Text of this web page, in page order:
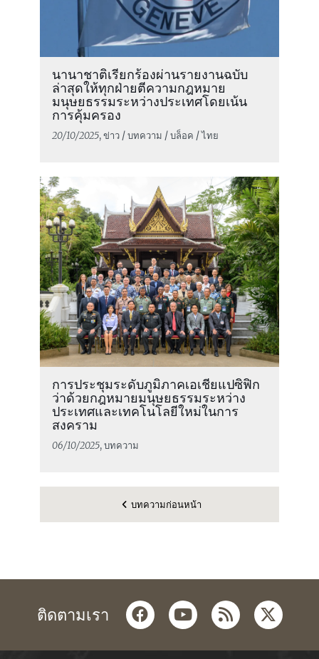
นานาชาติเรียกร้องผ่านรายงานฉบับ
ล่าสุดให้ทุกฝ่ายตีความกฎหมาย
มนุษยธรรมระหว่างประเทศโดยเน้น
การคุ้มครอง
20/10/2025, ข่าว / บทความ / บล็อค / ไทย
การประชุมระดับภูมิภาคเอเชียแปซิฟิก
ว่าด้วยกฎหมายมนุษยธรรมระหว่าง
ประเทศและเทคโนโลยีใหม่ในการ
สงคราม
06/10/2025, บทความ
บทความก่อนหน้า
ติดตามเรา facebookyoutube
rss twitter